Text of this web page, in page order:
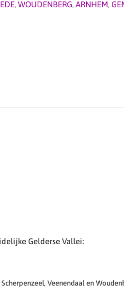
EDE, WOUDENBERG, ARNHEM,
Gelderse Vallei:
Veenendaal en